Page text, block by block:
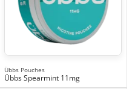
Übbs Pouches
Übbs Spearmint 11mg